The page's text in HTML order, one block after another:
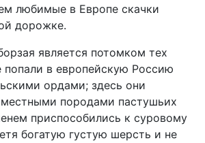
любимые в Европе скачки
дорожке.
является потомком тех
попали в европейскую Россию
ордами; здесь они
породами пастушьих
приспособились к суровому
богатую густую шерсть и не